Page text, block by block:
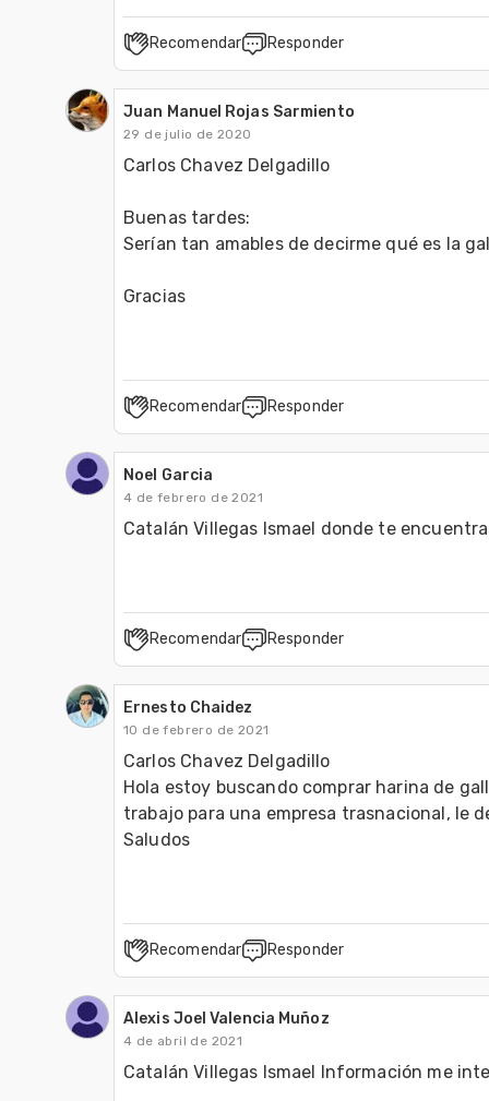
Recomendar Responder
Juan Manuel Rojas Sarmiento
29 de julio de 2020
Carlos Chavez Delgadillo
Buenas tardes:
Serían tan amables de decirme qué es la
Gracias
Recomendar Responder
Noel Garcia
4 de febrero de 2021
Catalán Villegas Ismael donde te
Recomendar Responder
Ernesto Chaidez
10 de febrero de 2021
Carlos Chavez Delgadillo
Hola estoy buscando comprar harina de
trabajo para una empresa trasnacional, le
Saludos
Recomendar Responder
Alexis Joel Valencia Muñoz
4 de abril de 2021
Catalán Villegas Ismael Información me